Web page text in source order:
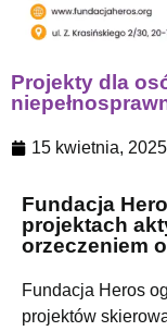
Projekty dla
15 kwietnia, 2025
Fundacja
projektach
orzeczeniem
Fundacja Heros
projektów